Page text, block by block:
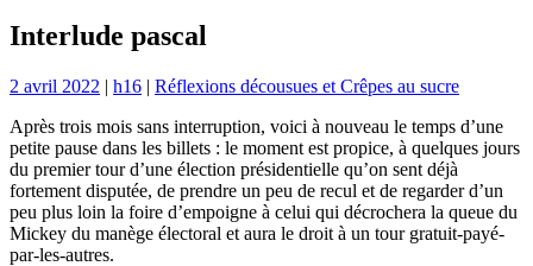
Interlude pascal
2 avril 2022 | h16 | Réflexions décousues et Crêpes au sucre
Après trois mois sans interruption, voici à nouveau le temps d’une
petite pause dans les billets : le moment est propice, à quelques jours
du premier tour d’une élection présidentielle qu’on sent déjà
fortement disputée, de prendre un peu de recul et de regarder d’un
peu plus loin la foire d’empoigne à celui qui décrochera la queue du
Mickey du manège électoral et aura le droit à un tour gratuit-payé-
par-les-autres.